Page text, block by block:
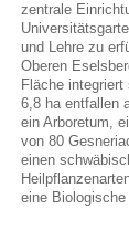
zentrale
und Lehre zu
Oberen
Fläche
6,8 ha entfallen
ein Arboretum,
von 80
einen
eine